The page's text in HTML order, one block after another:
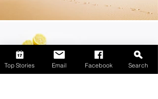
Top Stories Email Facebook Search